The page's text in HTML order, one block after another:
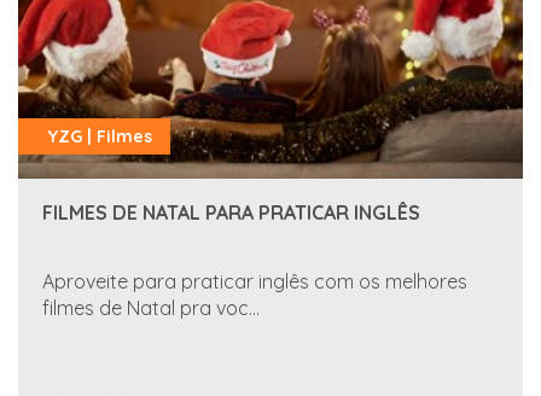
YZG | Filmes
FILMES DE NATAL PARA PRATICAR INGLÊS
Aproveite para praticar inglês com os melhores
filmes de Natal pra voc...